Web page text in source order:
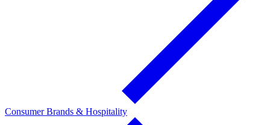
Consumer Brands & Hospitality